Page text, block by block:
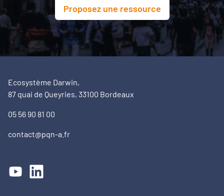
Proposez une ressource
Ecosystème Darwin,
87 quai de Queyries, 33100 Bordeaux
05 56 90 81 00
contact@pqn-a.fr